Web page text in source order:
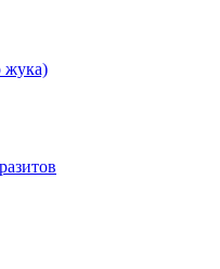
жука)